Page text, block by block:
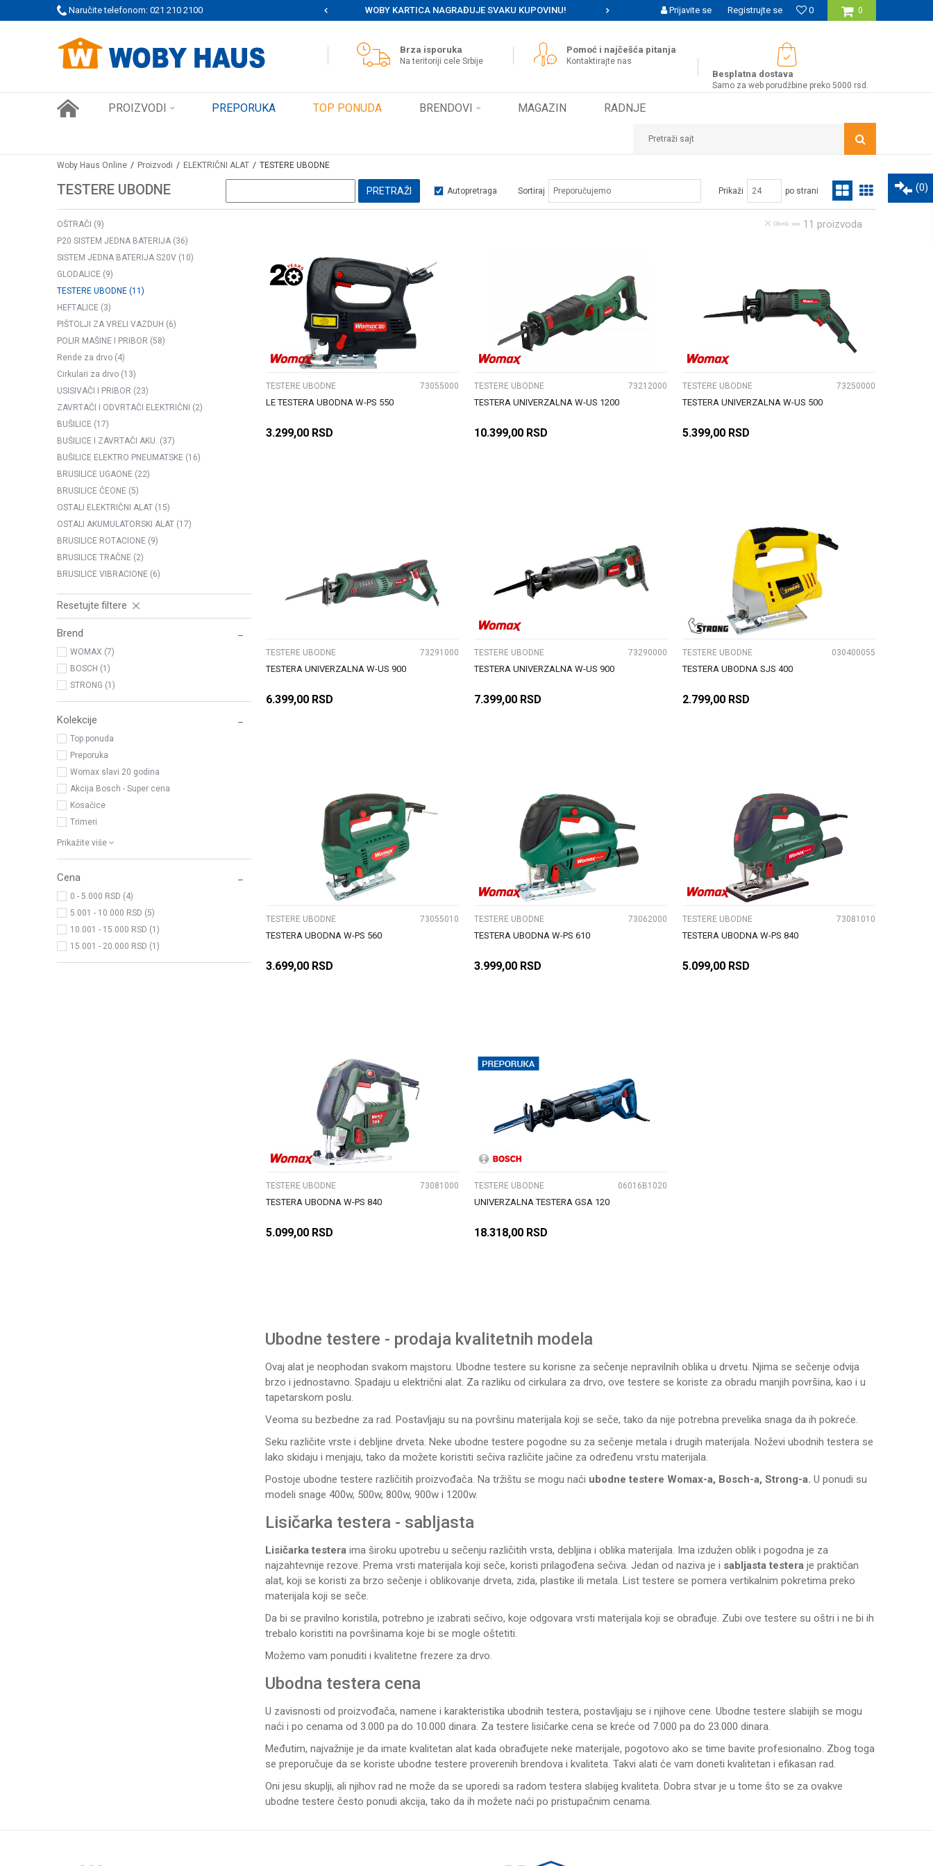
Naručite telefonom: 021 210 2100
PORUDŽBINE! SIGURNO PLAĆANJE PLATNIM KARTICAMA WOBY KARTICA NAGRAĐUJE SVAKU KUPOVINU! MOGUĆNOST BESPLATNE ISPORUKE ZA WEB PORUDŽBINE! 0
0
Prijavite se Registrujte se
Brza isporuka
Na teritoriji cele Srbije
Pomoć i najčešća pitanja
Kontaktirajte nas
Besplatna dostava
Samo za web porudžbine preko 5000 rsd.
PROIZVODI PREPORUKA TOP PONUDA BRENDOVI MAGAZIN RADNJE
Pretraži sajt
(0)
Woby Haus Online Proizvodi ELEKTRIČNI ALAT TESTERE UBODNE
TESTERE UBODNE Autopretraga Sortiraj Prikaži po strani
PRETRAŽI
OŠTRAČI (9)
P20 SISTEM JEDNA BATERIJA (36)
SISTEM JEDNA BATERIJA S20V (10)
GLODALICE (9)
TESTERE UBODNE (11)
HEFTALICE (3)
PIŠTOLJI ZA VRELI VAZDUH (6)
POLIR MAŠINE I PRIBOR (58)
Rende za drvo (4)
Cirkulari za drvo (13)
USISIVAČI I PRIBOR (23)
ZAVRTAČI I ODVRTAČI ELEKTRIČNI (2)
BUŠILICE (17)
BUŠILICE I ZAVRTAČI AKU. (37)
BUŠILICE ELEKTRO PNEUMATSKE (16)
BRUSILICE UGAONE (22)
BRUSILICE ČEONE (5)
OSTALI ELEKTRIČNI ALAT (15)
OSTALI AKUMULATORSKI ALAT (17)
BRUSILICE ROTACIONE (9)
BRUSILICE TRAČNE (2)
BRUSILICE VIBRACIONE (6)
Resetujte filtere
Brend
WOMAX (7)
BOSCH (1)
STRONG (1)
Kolekcije
Top ponuda
Preporuka
Womax slavi 20 godina
Akcija Bosch - Super cena
Kosačice
Trimeri
Prikažite više
Cena
0 - 5.000 RSD (4)
5.001 - 10.000 RSD (5)
10.001 - 15.000 RSD (1)
15.001 - 20.000 RSD (1)
11 proizvoda
Obriši sve
UPOREDI
TESTERE UBODNE 73055000
LE TESTERA UBODNA W-PS 550
3.299,00 RSD
UPOREDI
TESTERE UBODNE 73212000
TESTERA UNIVERZALNA W-US 1200
10.399,00 RSD
UPOREDI
TESTERE UBODNE 73250000
TESTERA UNIVERZALNA W-US 500
5.399,00 RSD
UPOREDI
TESTERE UBODNE 73291000
TESTERA UNIVERZALNA W-US 900
6.399,00 RSD
UPOREDI
TESTERE UBODNE 73290000
TESTERA UNIVERZALNA W-US 900
7.399,00 RSD
UPOREDI
TESTERE UBODNE 030400055
TESTERA UBODNA SJS 400
2.799,00 RSD
UPOREDI
TESTERE UBODNE 73055010
TESTERA UBODNA W-PS 560
3.699,00 RSD
UPOREDI
TESTERE UBODNE 73062000
TESTERA UBODNA W-PS 610
3.999,00 RSD
UPOREDI
TESTERE UBODNE 73081010
TESTERA UBODNA W-PS 840
5.099,00 RSD
UPOREDI
TESTERE UBODNE 73081000
TESTERA UBODNA W-PS 840
5.099,00 RSD
UPOREDI
TESTERE UBODNE 06016B1020
UNIVERZALNA TESTERA GSA 120
18.318,00 RSD
Ubodne testere - prodaja kvalitetnih modela
Ovaj alat je neophodan svakom majstoru. Ubodne testere su korisne za sečenje nepravilnih oblika u drvetu. Njima se sečenje odvija
brzo i jednostavno. Spadaju u električni alat. Za razliku od cirkulara za drvo, ove testere se koriste za obradu manjih površina, kao i u
tapetarskom poslu.
Veoma su bezbedne za rad. Postavljaju su na površinu materijala koji se seče, tako da nije potrebna prevelika snaga da ih pokreće.
Seku različite vrste i debljine drveta. Neke ubodne testere pogodne su za sečenje metala i drugih materijala. Noževi ubodnih testera se
lako skidaju i menjaju, tako da možete koristiti sečiva različite jačine za određenu vrstu materijala.
Postoje ubodne testere različitih proizvođača. Na tržištu se mogu naći ubodne testere Womax-a, Bosch-a, Strong-a. U ponudi su
modeli snage 400w, 500w, 800w, 900w i 1200w.
Lisičarka testera - sabljasta
Lisičarka testera ima široku upotrebu u sečenju različitih vrsta, debljina i oblika materijala. Ima izdužen oblik i pogodna je za
najzahtevnije rezove. Prema vrsti materijala koji seče, koristi prilagođena sečiva. Jedan od naziva je i sabljasta testera je praktičan
alat, koji se koristi za brzo sečenje i oblikovanje drveta, zida, plastike ili metala. List testere se pomera vertikalnim pokretima preko
materijala koji se seče.
Da bi se pravilno koristila, potrebno je izabrati sečivo, koje odgovara vrsti materijala koji se obrađuje. Zubi ove testere su oštri i ne bi ih
trebalo koristiti na površinama koje bi se mogle oštetiti.
Možemo vam ponuditi i kvalitetne frezere za drvo.
Ubodna testera cena
U zavisnosti od proizvođača, namene i karakteristika ubodnih testera, postavljaju se i njihove cene. Ubodne testere slabijih se mogu
naći i po cenama od 3.000 pa do 10.000 dinara. Za testere lisičarke cena se kreće od 7.000 pa do 23.000 dinara.
Međutim, najvažnije je da imate kvalitetan alat kada obrađujete neke materijale, pogotovo ako se time bavite profesionalno. Zbog toga
se preporučuje da se koriste ubodne testere proverenih brendova i kvaliteta. Takvi alati će vam doneti kvalitetan i efikasan rad.
Oni jesu skuplji, ali njihov rad ne može da se uporedi sa radom testera slabijeg kvaliteta. Dobra stvar je u tome što se za ovakve
ubodne testere često ponudi akcija, tako da ih možete naći po pristupačnim cenama.